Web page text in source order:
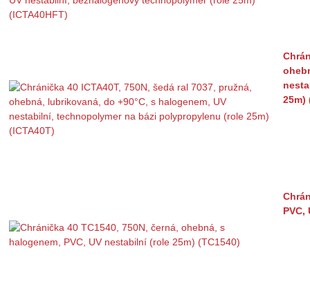
25m)
PVC,